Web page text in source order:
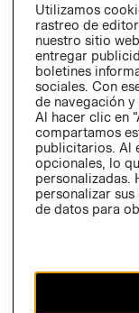
Utilizamos
rastreo de
nuestro sitio
entregar
boletines
sociales. Con
de navegación y
Al hacer clic en
compartamos
publicitarios. Al
opcionales, lo
personalizadas.
personalizar
de datos para